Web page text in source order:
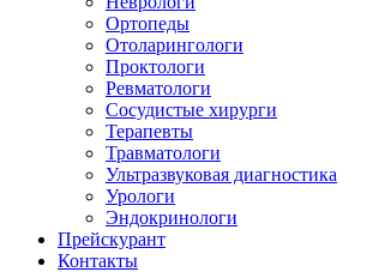
Ортопеды
Отоларингологи
Проктологи
Ревматологи
Сосудистые хирурги
Терапевты
Травматологи
Ультразвуковая диагностика
Урологи
Эндокринологи
Прейскурант
Контакты